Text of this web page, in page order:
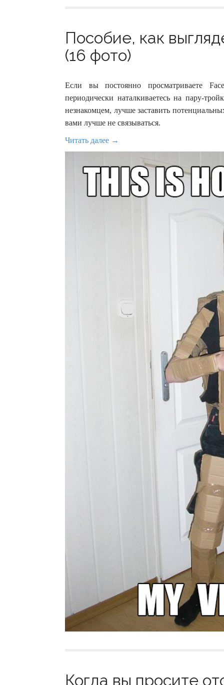
Пособие, как
(16 фото)
Если вы постоянно просматриваете
периодически наталкиваетесь на пару-
незнакомцем, лучше заставить
вами лучше не связываться.
Читать далее →
Когда вы просите